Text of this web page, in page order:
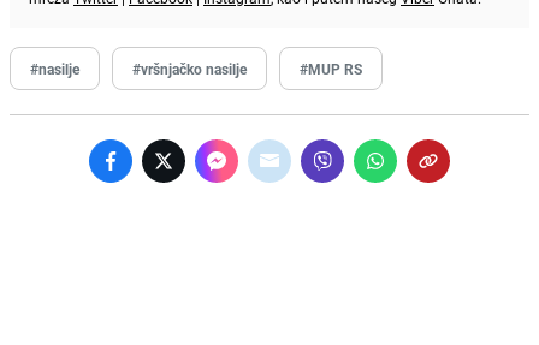
#nasilje #vršnjačko nasilje #MUP RS